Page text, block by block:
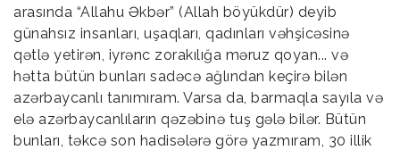
arasında “Allahu Əkbər” (Allah böyükdür) deyib
günahsız insanları, uşaqları, qadınları vəhşicəsinə
qətlə yetirən, iyrənc zorakılığa məruz qoyan... və
hətta bütün bunları sadəcə ağlından keçirə bilən
azərbaycanlı tanımıram. Varsa da, barmaqla sayıla və
elə azərbaycanlıların qəzəbinə tuş gələ bilər. Bütün
bunları, təkcə son hadisələrə görə yazmıram, 30 illik